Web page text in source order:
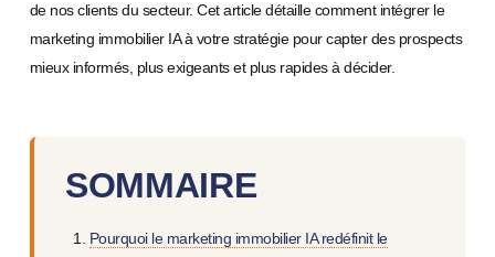
de nos clients du secteur. Cet article détaille comment intégrer le
marketing immobilier IA à votre stratégie pour capter des prospects
mieux informés, plus exigeants et plus rapides à décider.
SOMMAIRE
Pourquoi le marketing immobilier IA redéfinit le